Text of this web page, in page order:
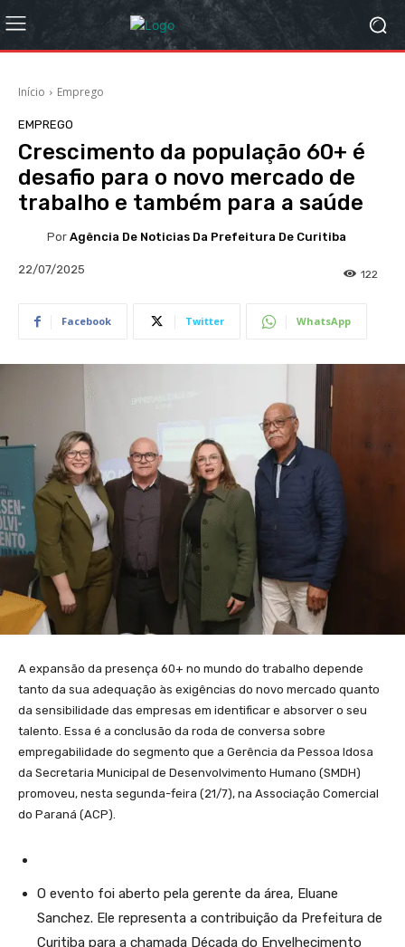
Início Emprego
EMPREGO
Crescimento da população 60+ é
desafio para o novo mercado de
trabalho e também para a saúde
Por Agência De Noticias Da Prefeitura De Curitiba
22/07/2025 122
Facebook Twitter WhatsApp
A expansão da presença 60+ no mundo do trabalho depende
tanto da sua adequação às exigências do novo mercado quanto
da sensibilidade das empresas em identificar e absorver o seu
talento. Essa é a conclusão da roda de conversa sobre
empregabilidade do segmento que a Gerência da Pessoa Idosa
da Secretaria Municipal de Desenvolvimento Humano (SMDH)
promoveu, nesta segunda-feira (21/7), na Associação Comercial
do Paraná (ACP).
O evento foi aberto pela gerente da área, Eluane
Sanchez. Ele representa a contribuição da Prefeitura de
Curitiba para a chamada Década do Envelhecimento